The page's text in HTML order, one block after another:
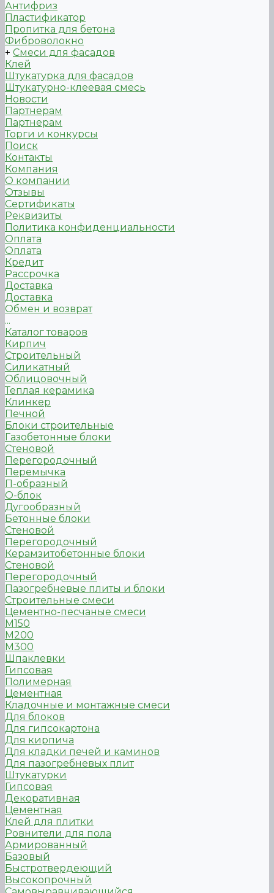
Антифриз
Пластификатор
Пропитка для бетона
Фиброволокно
+ Смеси для фасадов
Клей
Штукатурка для фасадов
Штукатурно-клеевая смесь
Новости
Партнерам
Партнерам
Торги и конкурсы
Поиск
Контакты
Компания
О компании
Отзывы
Сертификаты
Реквизиты
Политика конфиденциальности
Оплата
Оплата
Кредит
Рассрочка
Доставка
Доставка
Обмен и возврат
...
Каталог товаров
Кирпич
Строительный
Силикатный
Облицовочный
Теплая керамика
Клинкер
Печной
Блоки строительные
Газобетонные блоки
Стеновой
Перегородочный
Перемычка
П-образный
О-блок
Дугообразный
Бетонные блоки
Стеновой
Перегородочный
Керамзитобетонные блоки
Стеновой
Перегородочный
Пазогребневые плиты и блоки
Строительные смеси
Цементно-песчаные смеси
М150
М200
М300
Шпаклевки
Гипсовая
Полимерная
Цементная
Кладочные и монтажные смеси
Для блоков
Для гипсокартона
Для кирпича
Для кладки печей и каминов
Для пазогребневых плит
Штукатурки
Гипсовая
Декоративная
Цементная
Клей для плитки
Ровнители для пола
Армированный
Базовый
Быстротвердеющий
Высокопрочный